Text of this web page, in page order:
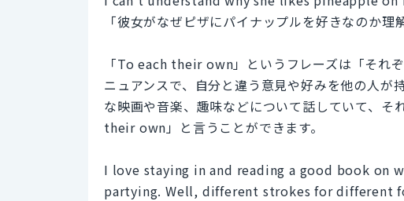
「彼女がなぜピザにパイナップルを好きなのか
「To each their own」というフレーズは「それ
ニュアンスで、自分と違う意見や好みを他の人が
な映画や音楽、趣味などについて話していて、
their own」と言うことができます。
I love staying in and reading a good book on
partying. Well, different strokes for different